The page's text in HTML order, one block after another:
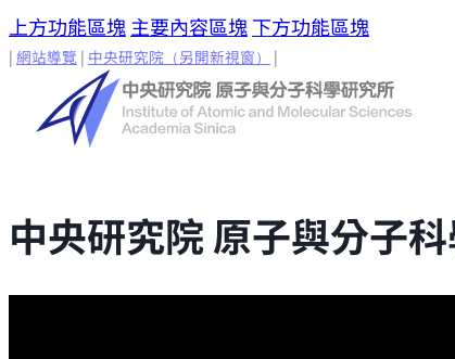
上方功能區塊 主要內容區塊 下方功能區塊
| 網站導覽 | 中央研究院 （另開新視窗） |
中央研究院 原子與分子